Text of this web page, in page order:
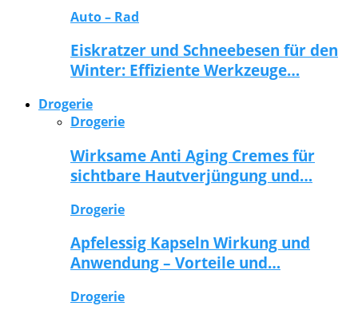
Auto – Rad
Eiskratzer und Schneebesen für den
Winter: Effiziente Werkzeuge…
Drogerie
Drogerie
Wirksame Anti Aging Cremes für
sichtbare Hautverjüngung und…
Drogerie
Apfelessig Kapseln Wirkung und
Anwendung – Vorteile und…
Drogerie